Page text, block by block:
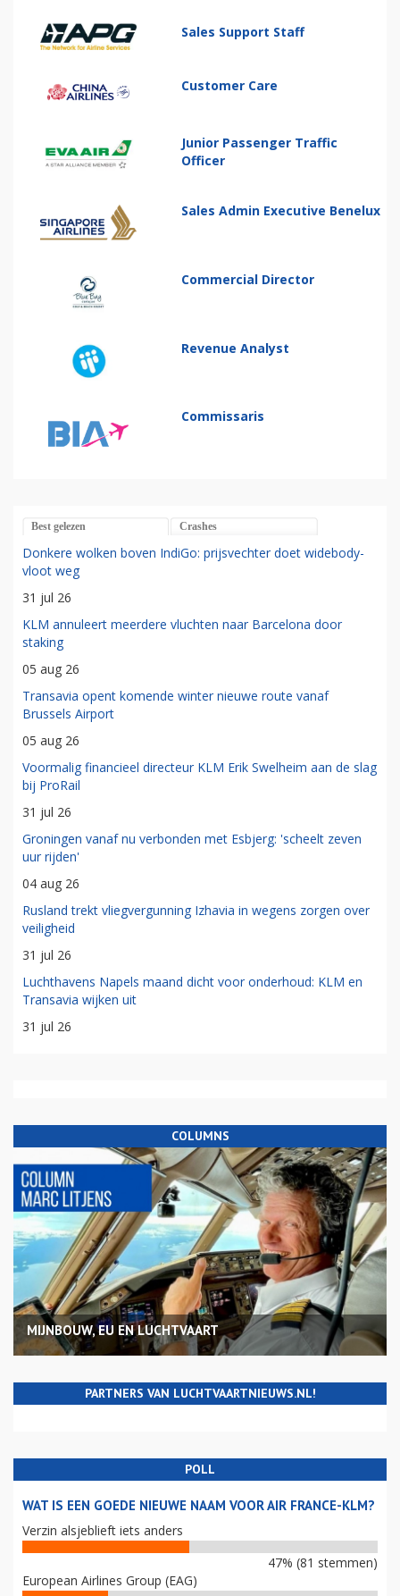
Sales Support Staff
Customer Care
Junior Passenger Traffic
Officer
Sales Admin Executive Benelux
Commercial Director
Revenue Analyst
Commissaris
Best gelezen Crashes
Donkere wolken boven IndiGo: prijsvechter doet widebody-
vloot weg
31 jul 26
KLM annuleert meerdere vluchten naar Barcelona door
staking
05 aug 26
Transavia opent komende winter nieuwe route vanaf
Brussels Airport
05 aug 26
Voormalig financieel directeur KLM Erik Swelheim aan de slag
bij ProRail
31 jul 26
Groningen vanaf nu verbonden met Esbjerg: 'scheelt zeven
uur rijden'
04 aug 26
Rusland trekt vliegvergunning Izhavia in wegens zorgen over
veiligheid
31 jul 26
Luchthavens Napels maand dicht voor onderhoud: KLM en
Transavia wijken uit
31 jul 26
COLUMNS
MIJNBOUW, EU EN LUCHTVAART
PARTNERS VAN LUCHTVAARTNIEUWS.NL!
POLL
WAT IS EEN GOEDE NIEUWE NAAM VOOR AIR FRANCE-KLM?
Verzin alsjeblieft iets anders
47% (81 stemmen)
European Airlines Group (EAG)